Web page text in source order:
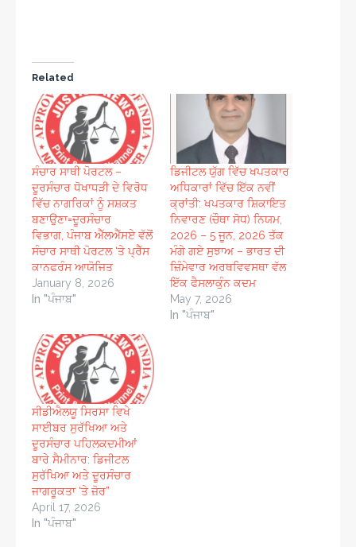
Related
ਸੰਚਾਰ ਸਾਥੀ ਪੋਰਟਲ –
ਦੂਰਸੰਚਾਰ ਧੋਖਾਧੜੀ ਦੇ ਵਿਰੋਧ
ਵਿੱਚ ਨਾਗਰਿਕਾਂ ਨੂੰ ਸਸ਼ਕਤ
ਬਣਾਉਣਾ=ਦੂਰਸੰਚਾਰ
ਵਿਭਾਗ, ਪੰਜਾਬ ਐੱਲਐੱਸਏ ਵੱਲੋਂ
ਸੰਚਾਰ ਸਾਥੀ ਪੋਰਟਲ ‘ਤੇ ਪ੍ਰੈੱਸ
ਕਾਨਫਰੰਸ ਆਯੋਜਿਤ
January 8, 2026
In "ਪੰਜਾਬ"
ਡਿਜੀਟਲ ਯੁੱਗ ਵਿੱਚ ਖਪਤਕਾਰ
ਅਧਿਕਾਰਾਂ ਵਿੱਚ ਇੱਕ ਨਵੀਂ
ਕ੍ਰਾਂਤੀ: ਖਪਤਕਾਰ ਸ਼ਿਕਾਇਤ
ਨਿਵਾਰਣ (ਚੌਥਾ ਸੋਧ) ਨਿਯਮ,
2026 – 5 ਜੂਨ, 2026 ਤੱਕ
ਮੰਗੇ ਗਏ ਸੁਝਾਅ – ਭਾਰਤ ਦੀ
ਜ਼ਿੰਮੇਵਾਰ ਅਰਥਵਿਵਸਥਾ ਵੱਲ
ਇੱਕ ਫੈਸਲਾਕੁੰਨ ਕਦਮ
May 7, 2026
In "ਪੰਜਾਬ"
ਸੀਡੀਐਲਯੂ ਸਿਰਸਾ ਵਿਖੇ
ਸਾਈਬਰ ਸੁਰੱਖਿਆ ਅਤੇ
ਦੂਰਸੰਚਾਰ ਪਹਿਲਕਦਮੀਆਂ
ਬਾਰੇ ਸੈਮੀਨਾਰ: ਡਿਜੀਟਲ
ਸੁਰੱਖਿਆ ਅਤੇ ਦੂਰਸੰਚਾਰ
ਜਾਗਰੂਕਤਾ ‘ਤੇ ਜ਼ੋਰ”
April 17, 2026
In "ਪੰਜਾਬ"